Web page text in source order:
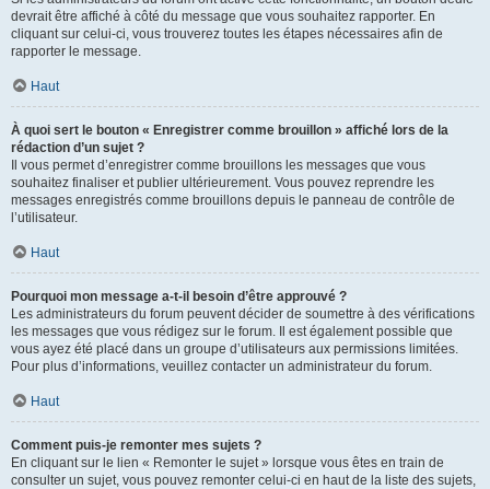
devrait être affiché à côté du message que vous souhaitez rapporter. En
cliquant sur celui-ci, vous trouverez toutes les étapes nécessaires afin de
rapporter le message.
Haut
À quoi sert le bouton « Enregistrer comme brouillon » affiché lors de la
rédaction d’un sujet ?
Il vous permet d’enregistrer comme brouillons les messages que vous
souhaitez finaliser et publier ultérieurement. Vous pouvez reprendre les
messages enregistrés comme brouillons depuis le panneau de contrôle de
l’utilisateur.
Haut
Pourquoi mon message a-t-il besoin d’être approuvé ?
Les administrateurs du forum peuvent décider de soumettre à des vérifications
les messages que vous rédigez sur le forum. Il est également possible que
vous ayez été placé dans un groupe d’utilisateurs aux permissions limitées.
Pour plus d’informations, veuillez contacter un administrateur du forum.
Haut
Comment puis-je remonter mes sujets ?
En cliquant sur le lien « Remonter le sujet » lorsque vous êtes en train de
consulter un sujet, vous pouvez remonter celui-ci en haut de la liste des sujets,